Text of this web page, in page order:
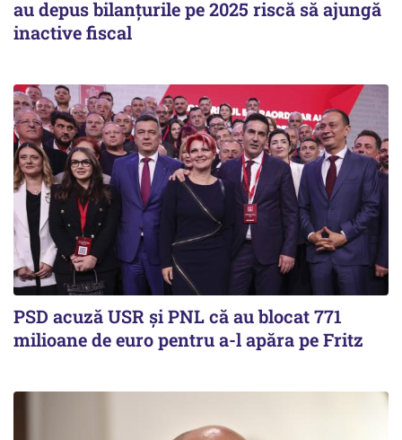
au depus bilanțurile pe 2025 riscă să ajungă
inactive fiscal
PSD acuză USR și PNL că au blocat 771
milioane de euro pentru a-l apăra pe Fritz